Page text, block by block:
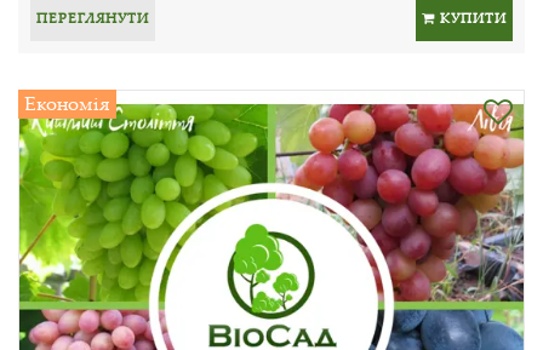
ПЕРЕГЛЯНУТИ КУПИТИ
Економія